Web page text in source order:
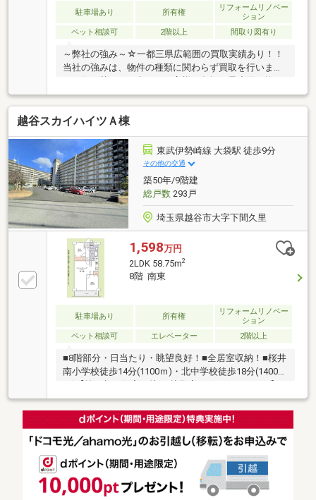
駐車場あり 所有権
リフォームリノベー
ション
ペット相談可
2階以上 間取り図有り
～弊社の強み～☆一都三県広範囲の買取実績あり！！
当社の強みは、物件の種類に関わらず買取を行いま
た住み替えを目的とした買取も受付中です！！査定無
料秘密厳守です。☆最新の相続情報が学べるセミナー
を随時実施しています。相続に関しては、毎月開催の
無料セミナーや相談サービスを提供し、専門家による
サポートも行います。☆センチュリー21は全国の店舗
数NO1！！弊社は昨年全店舗で4位の実績があります。
ネットワークを活かし、お客様に安心と信頼のサービ
スを提供し、楽しい物件探しをサポートさせていただ
きます。お気軽にご相談ください。
越谷スカイハイツＡ棟
東武伊勢崎線 大袋駅 徒歩9分
その他の交通
築50年/9階建
総戸数293戸
埼玉県越谷市大字下間久里
1,598万円
2LDK 58.75m2
8階 南東
駐車場あり 所有権
リフォームリノベー
ション
ペット相談可
エレベーター 2階以上
■8階部分・日当たり・眺望良好！■全居室収納！■桜井
南小学校徒歩14分(1100ｍ)・北中学校徒歩18分(1400
◆地域密着50年以上！越谷市出身・在籍のスタッフも
多いので、越谷市と近隣の草加市、春日部市、吉川
市、八潮市、松伏町、東川口・浦和美園エリアなどの
ことなら私たちにお任せください！◆住宅ローンに強
な事例から適切なサポートをお約束します！ ◆取り扱
い物件が豊富！越谷市を中心に数ある物件の中からお
客様のご要望に沿った物件をご提案させて頂きます！